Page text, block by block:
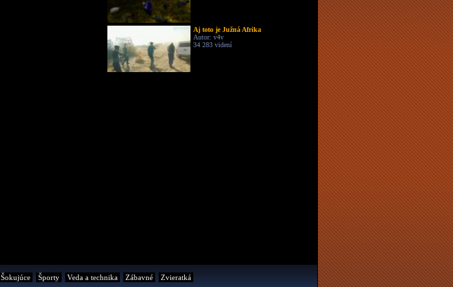
Aj toto je Južná Afrika
Autor: v4v
34 283 videní
Šokujúce Športy Veda a technika Zábavné Zvieratká